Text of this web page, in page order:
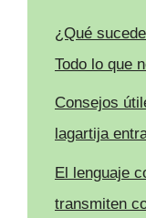
¿Qué
Todo lo que
Consejos
lagartija
El lenguaje
transmiten